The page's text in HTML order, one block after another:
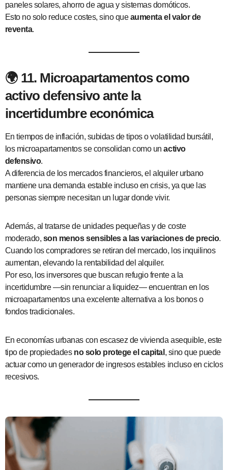
paneles solares, ahorro de agua y sistemas domóticos.
Esto no solo reduce costes, sino queaumenta el valor de
reventa.
🌍 11. Microapartamentos como
activo defensivo ante la
incertidumbre económica
En tiempos de inflación, subidas de tipos o volatilidad bursátil,
los microapartamentos se consolidan como unactivo
defensivo.
A diferencia de los mercados financieros, el alquiler urbano
mantiene una demanda estable incluso en crisis, ya que las
personas siempre necesitan un lugar donde vivir.
Además, al tratarse de unidades pequeñas y de coste
moderado, son menos sensibles a las variaciones de precio.
Cuando los compradores se retiran del mercado, los inquilinos
aumentan, elevando la rentabilidad del alquiler.
Por eso, los inversores que buscan refugio frente a la
incertidumbre —sin renunciar a liquidez— encuentran en los
microapartamentos una excelente alternativa a los bonos o
fondos tradicionales.
En economías urbanas con escasez de vivienda asequible, este
tipo de propiedades no solo protege el capital , sino que puede
actuar como un generador de ingresos estables incluso en ciclos
recesivos.